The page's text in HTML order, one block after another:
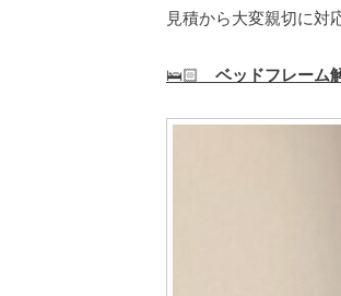
見積から大変親切に対
🛌🏻 ベッドフレー